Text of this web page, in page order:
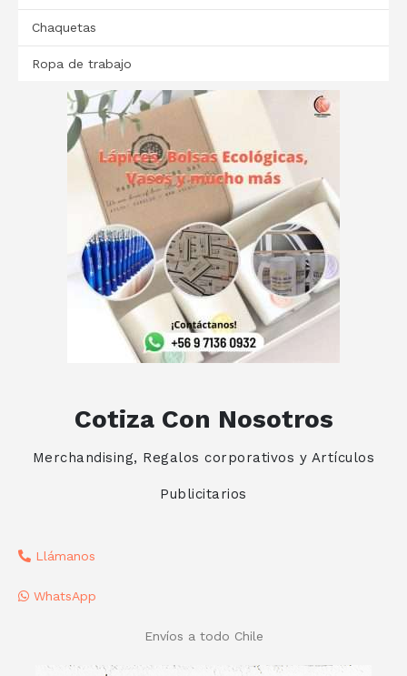
Chaquetas
Ropa de trabajo
Cotiza Con Nosotros
Merchandising, Regalos corporativos y Artículos
Publicitarios
Llámanos
WhatsApp
Envíos a todo Chile